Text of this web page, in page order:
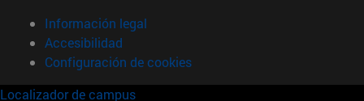
Información legal
Accesibilidad
Configuración de cookies
Localizador de campus